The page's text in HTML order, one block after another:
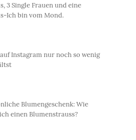
3 Single Frauen und eine
Ich bin vom Mond.
Instagram nur noch so wenig
Blumengeschenk: Wie
einen Blumenstrauss?